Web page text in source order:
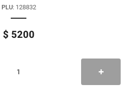
PLU: 128832
$ 5200